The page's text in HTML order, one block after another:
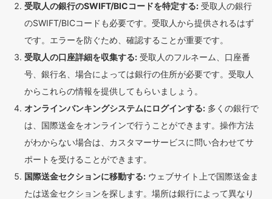
受取人の銀行のSWIFT/BICコードを特定する: 受取人の銀行
のSWIFT/BICコードも必要です。受取人から提供されるはず
です。エラーを防ぐため、確認することが重要です。
受取人の口座詳細を収集する: 受取人のフルネーム、口座番
号、銀行名、場合によっては銀行の住所が必要です。受取人
からこれらの情報を提供してもらいましょう。
オンラインバンキングシステムにログインする: 多くの銀行で
は、国際送金をオンラインで行うことができます。操作方法
がわからない場合は、カスタマーサービスに問い合わせてサ
ポートを受けることができます。
国際送金セクションに移動する: ウェブサイト上で国際送金ま
たは送金セクションを探します。場所は銀行によって異なり